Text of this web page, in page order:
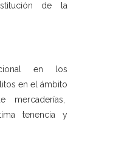
de la
en los
en el ámbito
mercaderías,
tenencia y